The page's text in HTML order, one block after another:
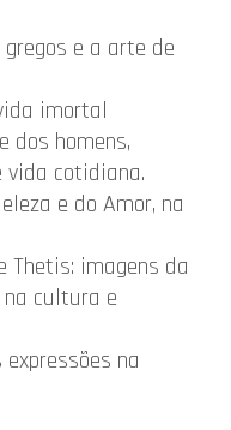
e a arte de
imortal
dos homens,
vida cotidiana.
e do Amor, na
Thetis: imagens da
cultura e
na